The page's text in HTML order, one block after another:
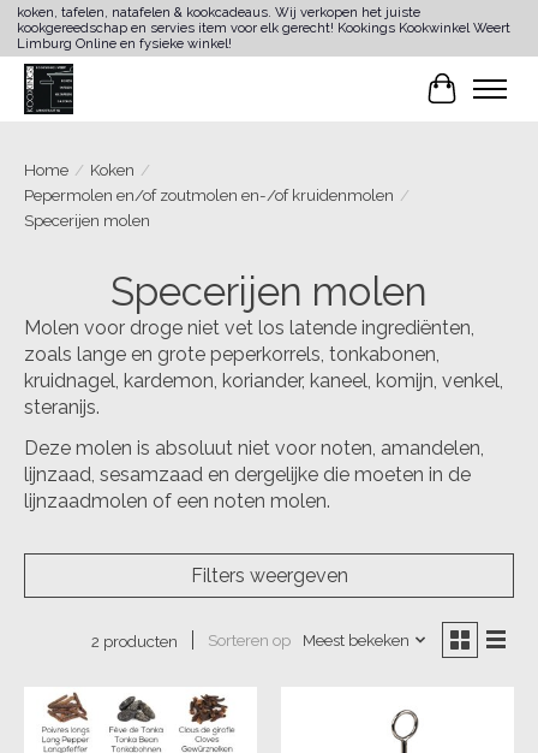
koken, tafelen, natafelen & kookcadeaus. Wij verkopen het juiste
kookgereedschap en servies item voor elk gerecht! Kookings Kookwinkel Weert
Limburg Online en fysieke winkel!
Home / Koken /
Pepermolen en/of zoutmolen en-/of kruidenmolen /
Specerijen molen
Specerijen molen
Molen voor droge niet vet los latende ingrediënten,
zoals lange en grote peperkorrels, tonkabonen,
kruidnagel, kardemon, koriander, kaneel, komijn, venkel,
steranijs.
Deze molen is absoluut niet voor noten, amandelen,
lijnzaad, sesamzaad en dergelijke die moeten in de
lijnzaadmolen of een noten molen.
Filters weergeven
2 producten Sorteren op Meest bekeken